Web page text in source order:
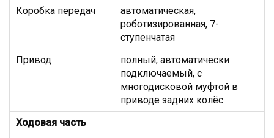
Коробка передач
автоматическая,
роботизированная, 7-
ступенчатая
Привод
полный, автоматически
подключаемый, с
многодисковой муфтой в
приводе задних колёс
Ходовая часть